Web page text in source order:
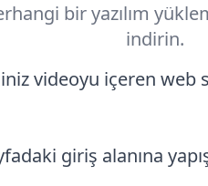
bir yazılım
indirin.
videoyu içeren web
giriş alanına